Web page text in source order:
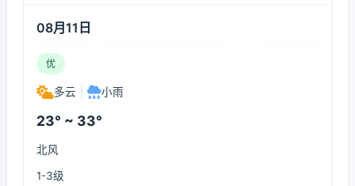
08月11日
优
多云 小雨
23° ~ 33°
北风
1-3级